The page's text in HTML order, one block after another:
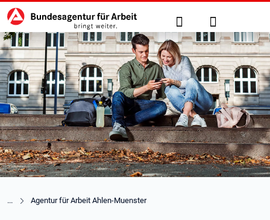
zu den Hauptinhalten springen
Hauptnavigation Suche Anmelden
Agentur für Arbeit Ahlen-Muenster